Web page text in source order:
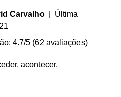
Carvalho | Última
4.7/5 (62 avaliações)
acontecer.